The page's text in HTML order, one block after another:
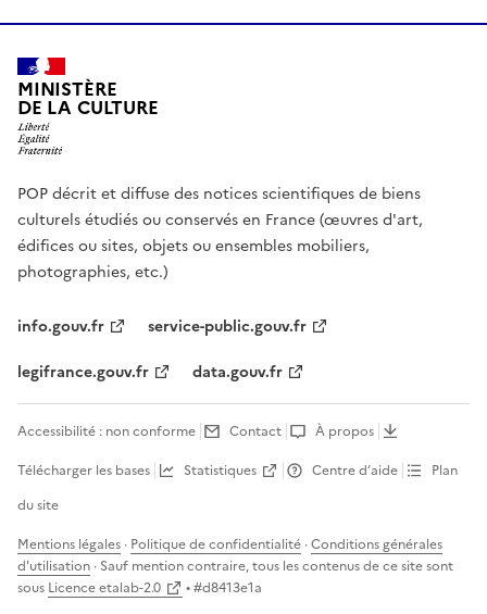
MINISTÈRE
DE LA CULTURE
POP décrit et diffuse des notices scientifiques de biens
culturels étudiés ou conservés en France (œuvres d'art,
édifices ou sites, objets ou ensembles mobiliers,
photographies, etc.)
info.gouv.fr
service-public.gouv.fr
legifrance.gouv.fr
data.gouv.fr
Accessibilité : non conforme Contact
À propos
Télécharger les bases
Statistiques Centre d’aide
Plan
du site
Mentions légales · Politique de confidentialité ·Conditions générales
d'utilisation · Sauf mention contraire, tous les contenus de ce site sont
sous Licence etalab-2.0 • #d8413e1a